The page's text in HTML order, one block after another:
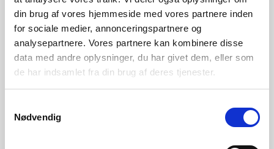
din brug af vores hjemmeside med vores partnere inden
for sociale medier, annonceringspartnere og
analysepartnere. Vores partnere kan kombinere disse
data med andre oplysninger, du har givet dem, eller som
de har indsamlet fra din brug af deres tjenester.
Nødvendig
Om os
Junior